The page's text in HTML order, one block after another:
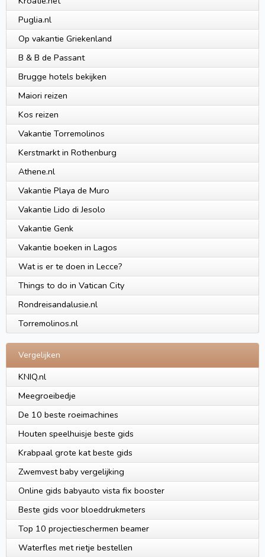
Puglia.nl
Op vakantie Griekenland
B & B de Passant
Brugge hotels bekijken
Maiori reizen
Kos reizen
Vakantie Torremolinos
Kerstmarkt in Rothenburg
Athene.nl
Vakantie Playa de Muro
Vakantie Lido di Jesolo
Vakantie Genk
Vakantie boeken in Lagos
Wat is er te doen in Lecce?
Things to do in Vatican City
Rondreisandalusie.nl
Torremolinos.nl
Vergelijken
KNIQ.nl
Meegroeibedje
De 10 beste roeimachines
Houten speelhuisje beste gids
Krabpaal grote kat beste gids
Zwemvest baby vergelijking
Online gids babyauto vista fix booster
Beste gids voor bloeddrukmeters
Top 10 projectieschermen beamer
Waterfles met rietje bestellen